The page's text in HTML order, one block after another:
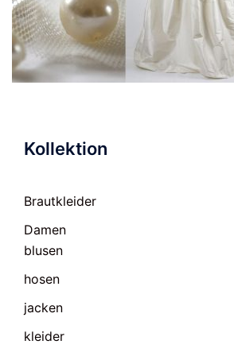
Kollektion
Brautkleider
Damen
blusen
hosen
jacken
kleider